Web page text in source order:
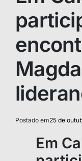
Postado em25 de
Em